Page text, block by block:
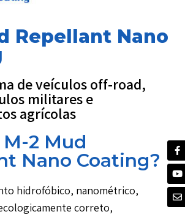
Repellant Nano
de veículos off-road,
militares e
agrícolas
2 Mud
Nano Coating?
hidrofóbico, nanométrico,
correto,